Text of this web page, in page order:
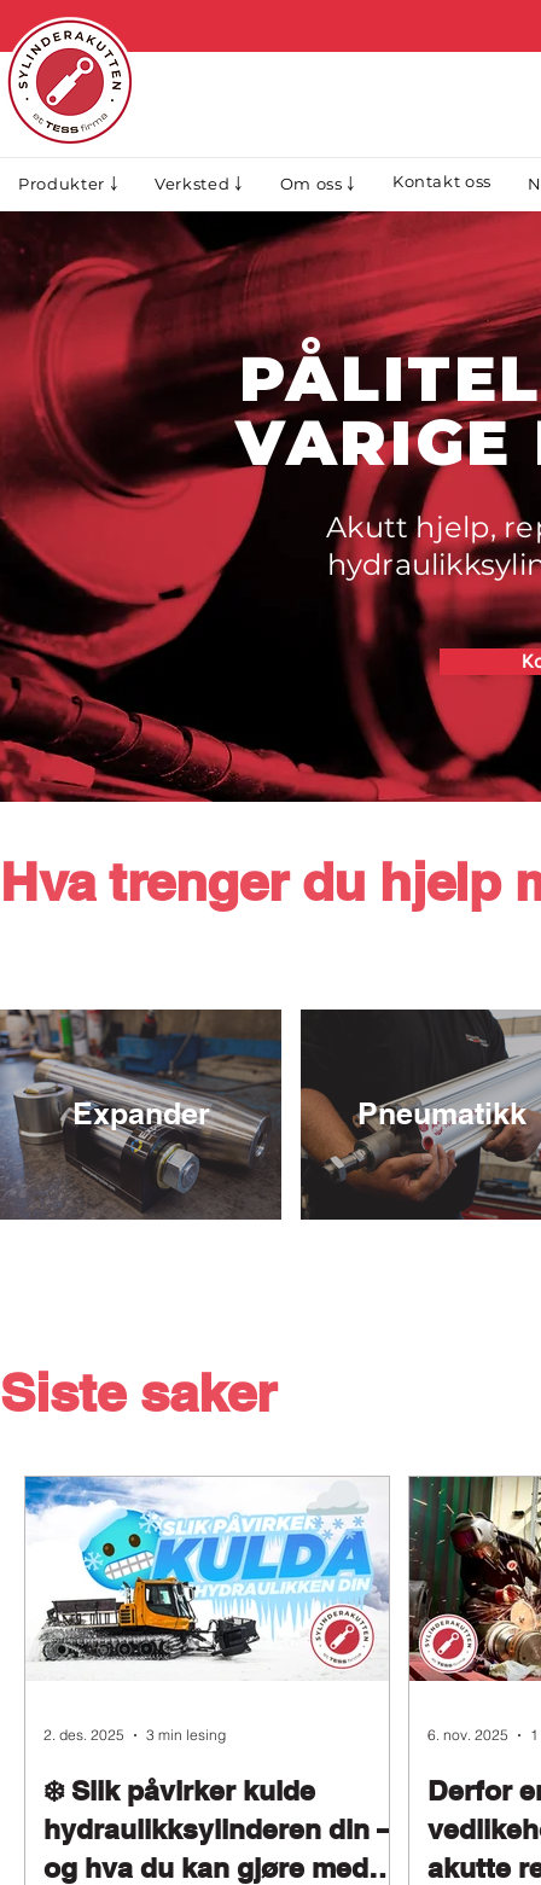
Produkter ￬ Verksted ￬ Om oss ￬ Kontakt oss
VARIGE
Akutt hjelp,
Hva trenger du hjelp
Expander Pneumatikk
Siste saker
❄️ Slik påvirker kulde
hydraulikksylinderen din –
og hva du kan gjøre med
2. des. 2025 3 min lesing
Derfor
akutte
6. nov. 2025